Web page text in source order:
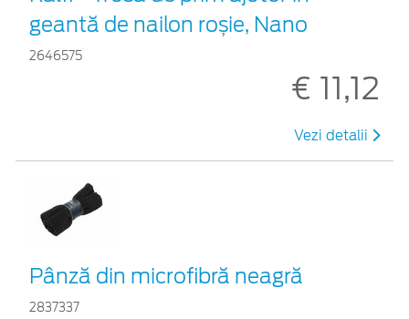
geantă de nailon roșie, Nano
2646575
€ 11,12
Vezi detalii
Pânză din microfibră neagră
2837337